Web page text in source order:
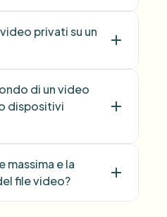
privati su un
di un video
dispositivi
massima e la
file video?